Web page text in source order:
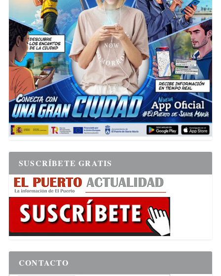
SUSCRÍBETE GRATIS
CONTACTO